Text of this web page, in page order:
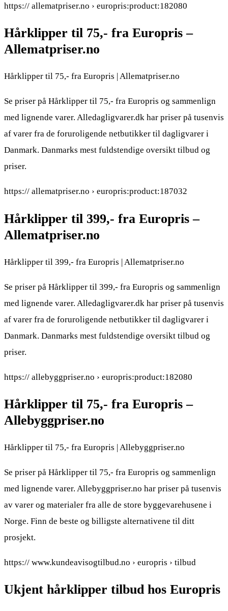
https:// allematpriser.no › europris:product:182080
Hårklipper til 75,- fra Europris –
Allematpriser.no
Hårklipper til 75,- fra Europris | Allematpriser.no
Se priser på Hårklipper til 75,- fra Europris og sammenlign
med lignende varer. Alledagligvarer.dk har priser på tusenvis
af varer fra de foruroligende netbutikker til dagligvarer i
Danmark. Danmarks mest fuldstendige oversikt tilbud og
priser.
https:// allematpriser.no › europris:product:187032
Hårklipper til 399,- fra Europris –
Allematpriser.no
Hårklipper til 399,- fra Europris | Allematpriser.no
Se priser på Hårklipper til 399,- fra Europris og sammenlign
med lignende varer. Alledagligvarer.dk har priser på tusenvis
af varer fra de foruroligende netbutikker til dagligvarer i
Danmark. Danmarks mest fuldstendige oversikt tilbud og
priser.
https:// allebyggpriser.no › europris:product:182080
Hårklipper til 75,- fra Europris –
Allebyggpriser.no
Hårklipper til 75,- fra Europris | Allebyggpriser.no
Se priser på Hårklipper til 75,- fra Europris og sammenlign
med lignende varer. Allebyggpriser.no har priser på tusenvis
av varer og materialer fra alle de store byggevarehusene i
Norge. Finn de beste og billigste alternativene til ditt
prosjekt.
https:// www.kundeavisogtilbud.no › europris › tilbud
Ukjent hårklipper tilbud hos Europris